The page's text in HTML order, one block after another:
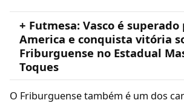
+ Futmesa: Vasco é superado
America e conquista vitória
Friburguense no Estadual
Toques
O Friburguense também é um dos